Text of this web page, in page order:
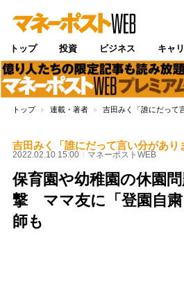
トップ 投資 ビジネス キャ
トップ 連載・著者 吉田みく「誰にだって
吉田みく「誰にだって言い分があり
2022.02.10 15:00 マネーポストWEB
保育園や幼稚園の休園
撃 ママ友に「登園自
師も